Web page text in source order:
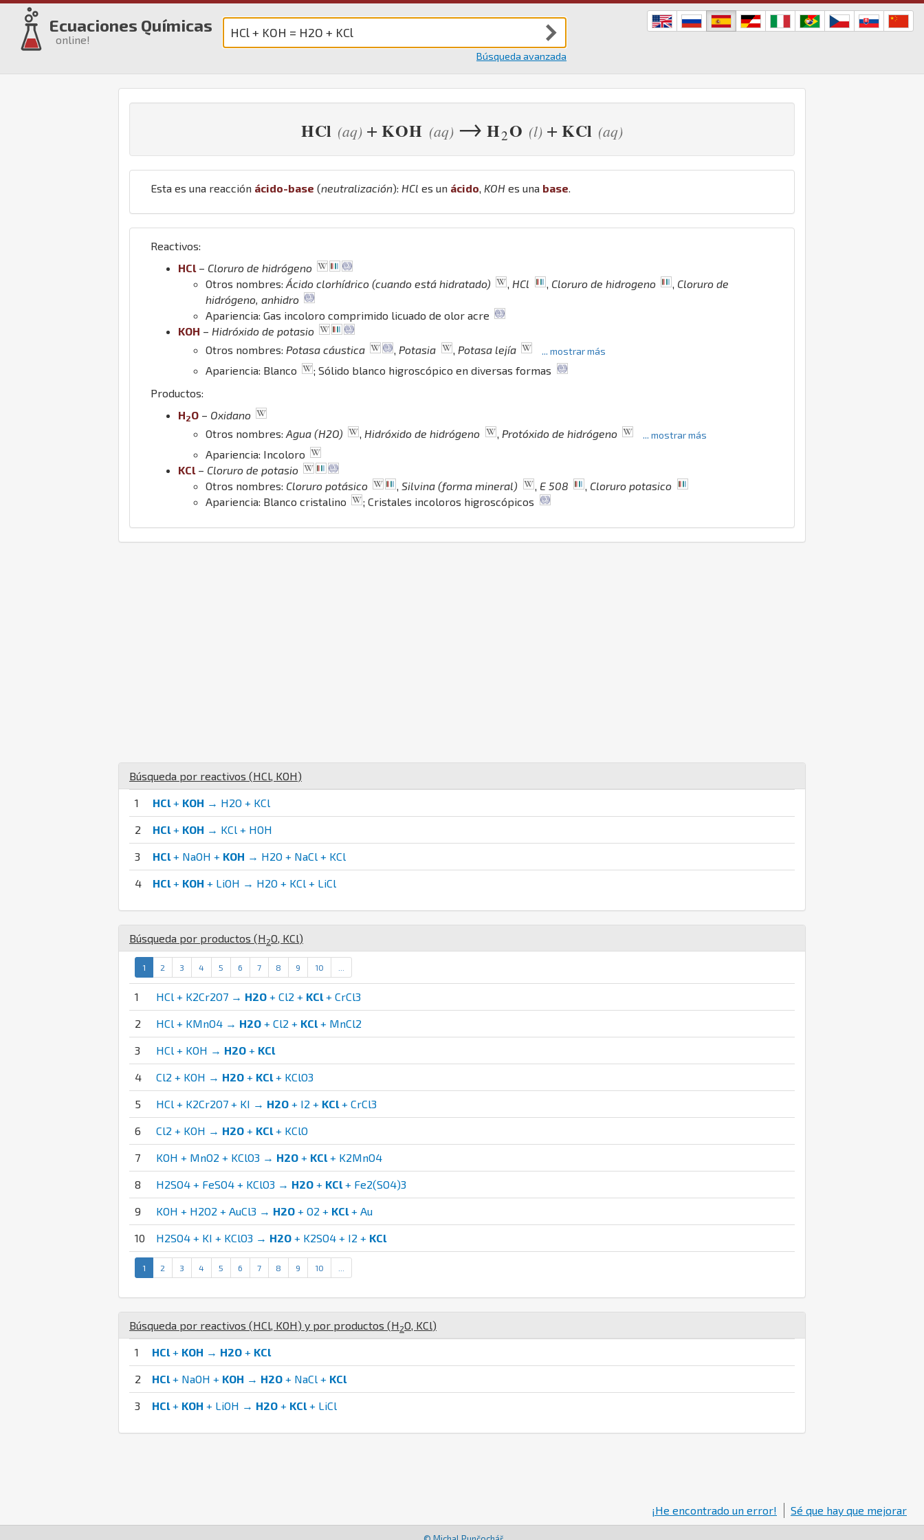
Ecuaciones Químicas
online!
Búsqueda avanzada
HCl (aq) + KOH (aq) → H2O (l) + KCl (aq)
Esta es una reacción ácido-base (neutralización): HCl es un ácido KOH es una base
Reactivos:
HCl – Cloruro de hidrógeno
Otros nombres: Ácido clorhídrico (cuando está hidratado) HCl Cloruro de hidrogeno
Cloruro de
hidrógeno, anhidro
Apariencia: Gas incoloro comprimido licuado de olor acre
KOH – Hidróxido de potasio
Otros nombres: Potasa cáustica Potasia Potasa lejía ... mostrar más
Apariencia: Blanco
; Sólido blanco higroscópico en diversas formas
Productos:
H2O – Oxidano
Otros nombres: Agua (H2O) , Hidróxido de hidrógeno , Protóxido de hidrógeno ... mostrar más
Apariencia: Incoloro
KCl – Cloruro de potasio
Otros nombres: Cloruro potásico , Silvina (forma mineral) , E 508 , Cloruro potasico
Apariencia: Blanco cristalino
; Cristales incoloros higroscópicos
Búsqueda por reactivos (HCl, KOH)
1 HCl+ KOH → H2O + KCl
2 HCl+ KOH → KCl + HOH
3 HCl+ NaOH + KOH → H2O + NaCl + KCl
4 HCl+ KOH + LiOH → H2O + KCl + LiCl
Búsqueda por productos (H 2O, KCl)
1 2 3 4 5 6 7 8 9 10
1 HCl + K2Cr2O7 → H2O + Cl2 + KCl+ CrCl3
2 HCl + KMnO4 → H2O + Cl2 + KCl+ MnCl2
3 HCl + KOH → H2O + KCl
4 Cl2 + KOH → H2O + KCl+ KClO3
5 HCl + K2Cr2O7 + KI → H2O + I2 + KCl+ CrCl3
6 Cl2 + KOH → H2O + KCl+ KClO
7 KOH + MnO2 + KClO3 → H2O + KCl+ K2MnO4
8 H2SO4 + FeSO4 + KClO3 → H2O + KCl+ Fe2(SO4)3
9 KOH + H2O2 + AuCl3 → H2O + O2 + KCl+ Au
10 H2SO4 + KI + KClO3 → H2O + K2SO4 + I2 + KCl
1 2 3 4 5 6 7 8 9 10
Búsqueda por reactivos (HCl, KOH) y por productos (H 2O, KCl)
1 HCl+ KOH → H2O + KCl
2 HCl+ NaOH + KOH → H2O + NaCl + KCl
3 HCl+ KOH + LiOH → H2O + KCl+ LiCl
¡He encontrado un error! Sé que hay que mejorar